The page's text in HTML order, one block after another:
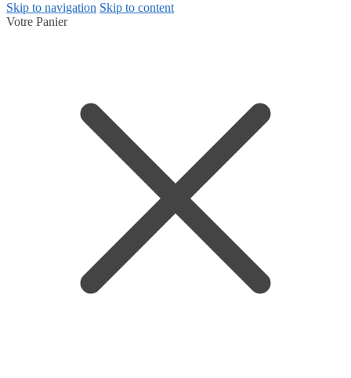
Skip to navigation Skip to content
Votre Panier